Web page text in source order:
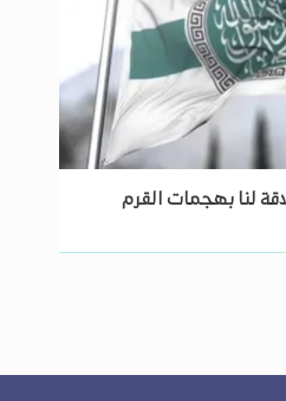
لنا بهجمات القرم